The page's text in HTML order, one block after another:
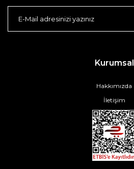
Kurumsal
Hakkımızda
İletişim